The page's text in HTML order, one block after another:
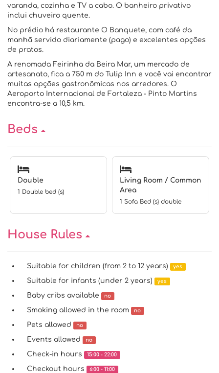
varanda, cozinha e TV a cabo. O banheiro privativo
inclui chuveiro quente.
No prédio há restaurante O Banquete, com café da
manhã servido diariamente (pago) e excelentes opções
de pratos.
A renomada Feirinha da Beira Mar, um mercado de
artesanato, fica a 750 m do Tulip Inn e você vai encontrar
muitas opções gastronômicas nos arredores. O
Aeroporto Internacional de Fortaleza - Pinto Martins
encontra-se a 10,5 km.
Beds
Double
1 Double bed (s)
Living Room / Common
Area
1 Sofa Bed (s) double
House Rules
Suitable for children (from 2 to 12 years) yes
Suitable for infants (under 2 years) yes
Baby cribs available no
Smoking allowed in the room no
Pets allowed no
Events allowed no
Check-in hours 15:00 - 22:00
Checkout hours 6:00 - 11:00